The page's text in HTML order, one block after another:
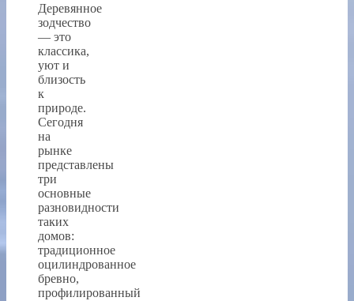
Деревянное
зодчество
— это
классика,
уют и
близость
к
природе.
Сегодня
на
рынке
представлены
три
основные
разновидности
таких
домов:
традиционное
оцилиндрованное
бревно,
профилированный